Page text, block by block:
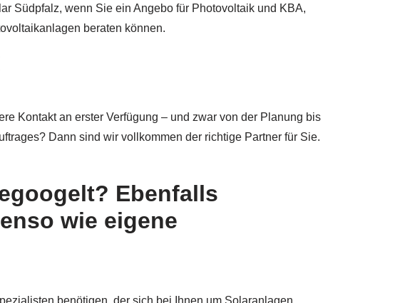
Südpfalz, wenn Sie ein Angebo für Photovoltaik und KBA,
beraten können.
Kontakt an erster Verfügung – und zwar von der Planung bis
Dann sind wir vollkommen der richtige Partner für Sie.
Ebenfalls
wie eigene
benötigen, der sich bei Ihnen um Solaranlagen